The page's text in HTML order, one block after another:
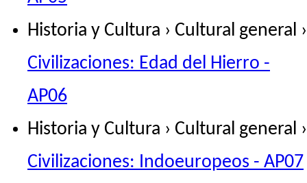
Historia y Cultura › Cultural general ›
Civilizaciones: Edad del Hierro -
AP06
Historia y Cultura › Cultural general ›
Civilizaciones: Indoeuropeos - AP07